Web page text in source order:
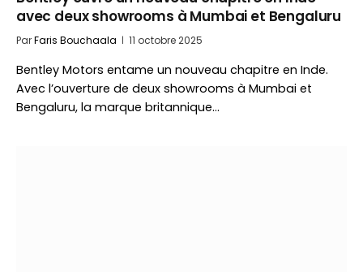
avec deux showrooms à Mumbai et Bengaluru
ParFaris Bouchaala 11 octobre 2025
Bentley Motors entame un nouveau chapitre en Inde.
Avec l’ouverture de deux showrooms à Mumbai et
Bengaluru, la marque britannique…